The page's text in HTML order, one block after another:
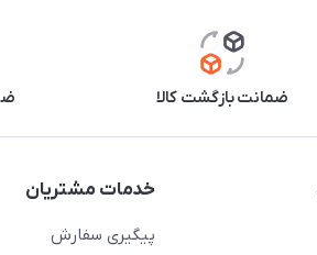
ضمانت بازگشت کالا
خدمات مشتریان
پیگیری سفارش